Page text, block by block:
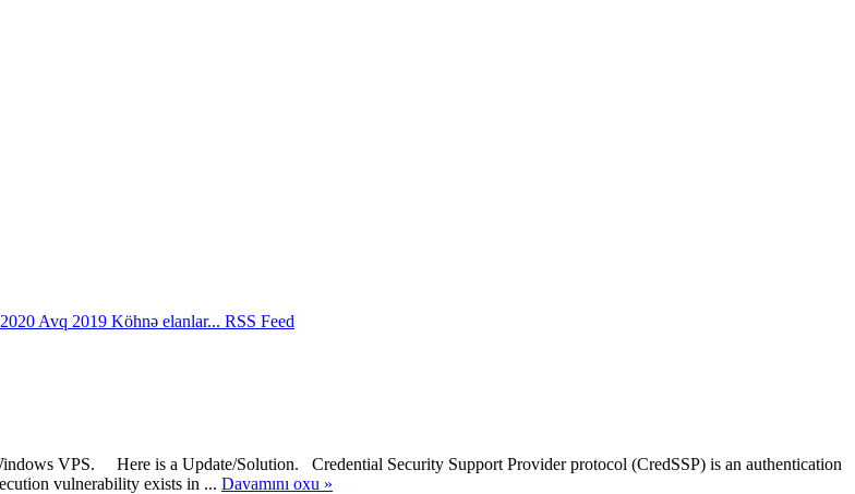
Avq 2019 Köhnə elanlar... RSS Feed
VPS. Here is a Update/Solution. Credential Security Support Provider protocol (CredSSP) is an authentication
vulnerability exists in ... Davamını oxu »